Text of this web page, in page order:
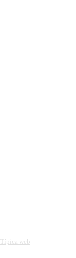
Típica web